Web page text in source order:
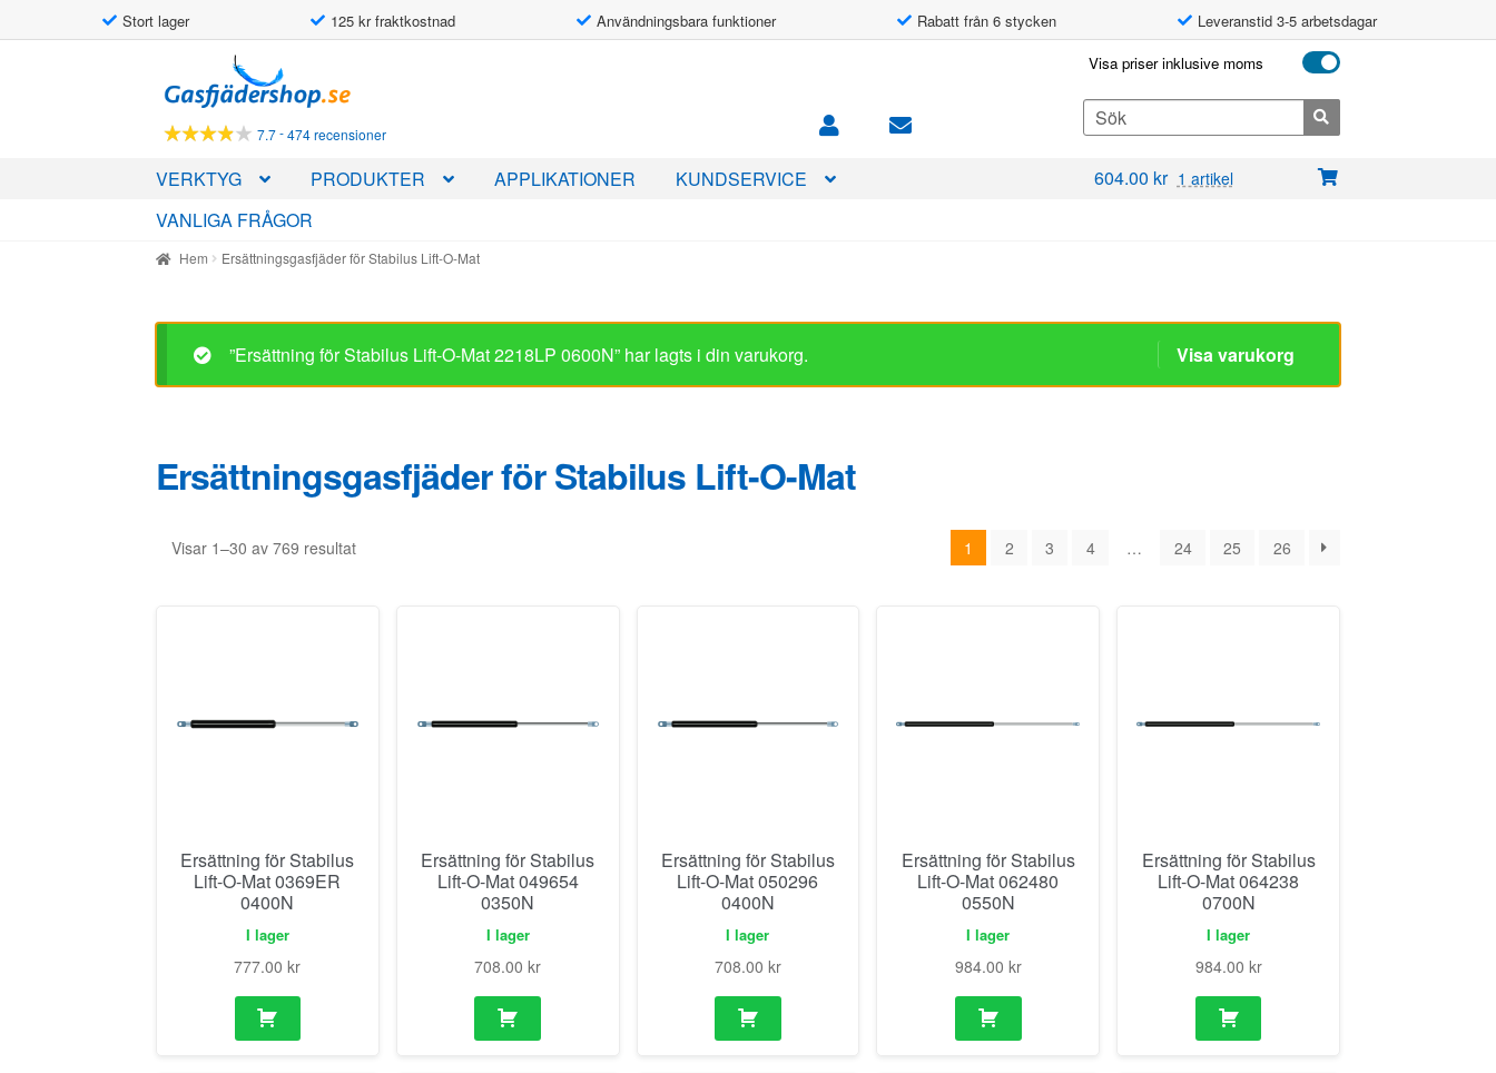
Stort lager 125 kr fraktkostnad Användningsbara funktioner Rabatt från 6 stycken Leveranstid 3-5 arbetsdagar
till
navigering
till
innehåll
7.7-474 recensioner
Visa priser inklusive moms
Search
for:
VERKTYG PRODUKTER APPLIKATIONER
KUNDSERVICE
VANLIGA FRÅGOR
604.00 kr 1 artikel
Hem Ersättningsgasfjäder för Stabilus Lift-O-Mat
”Ersättning för Stabilus Lift-O-Mat 2218LP 0600N” har lagts i din varukorg. Visa varukorg
Ersättningsgasfjäder för Stabilus Lift-O-Mat
Visar 1–30 av 769 resultat 1 2 3 4 … 24 25 26
Ersättning för Stabilus
Lift-O-Mat 0369ER
0400N
I lager
777.00kr
Ersättning för Stabilus
Lift-O-Mat 049654
0350N
I lager
708.00kr
Ersättning för Stabilus
Lift-O-Mat 050296
0400N
I lager
708.00 kr
Ersättning för Stabilus
Lift-O-Mat 062480
0550N
I lager
984.00 kr
Ersättning för Stabilus
Lift-O-Mat 064238
0700N
I lager
984.00 kr